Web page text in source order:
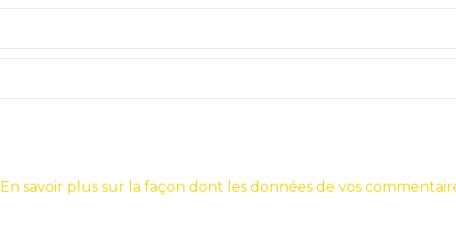
En savoir plus sur la façon dont les données de vos